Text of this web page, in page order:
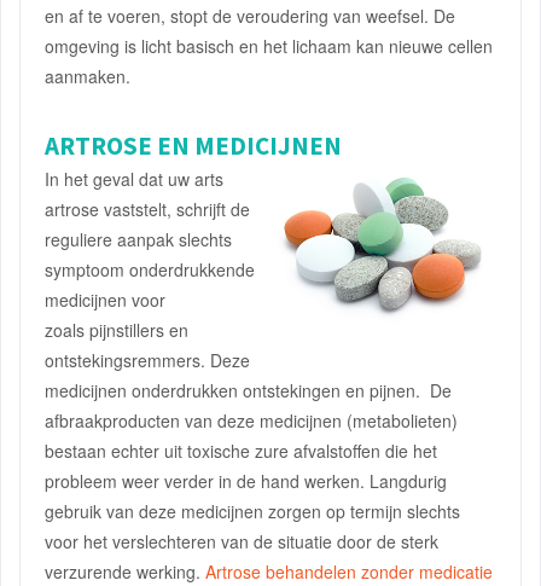
en af te voeren, stopt de veroudering van weefsel. De
omgeving is licht basisch en het lichaam kan nieuwe cellen
aanmaken.
ARTROSE EN MEDICIJNEN
In het geval dat uw arts
artrose vaststelt, schrijft de
reguliere aanpak slechts
symptoom onderdrukkende
medicijnen voor
zoals pijnstillers en
ontstekingsremmers. Deze
medicijnen onderdrukken ontstekingen en pijnen. De
afbraakproducten van deze medicijnen (metabolieten)
bestaan echter uit toxische zure afvalstoffen die het
probleem weer verder in de hand werken. Langdurig
gebruik van deze medicijnen zorgen op termijn slechts
voor het verslechteren van de situatie door de sterk
verzurende werking. Artrose behandelen zonder medicatie